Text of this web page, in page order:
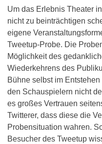
Um das Erlebnis Theater
nicht zu beinträchtigen
eigene
Tweetup-Probe. Die
Möglichkeit des
Wiederkehrens des
Bühne selbst im
den Schauspielern nicht
es großes Vertrauen
Twitterer, dass diese die
Probensituation wahren.
Besucher des Tweetup